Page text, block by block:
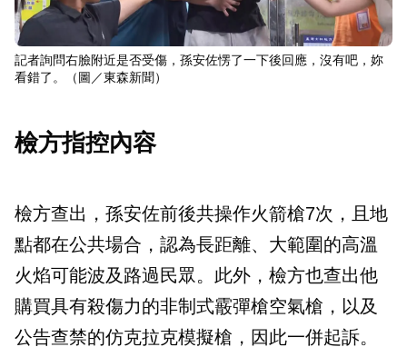
記者詢問右臉附近是否受傷，孫安佐愣了一下後回應，沒有吧，妳
看錯了。（圖／東森新聞）
檢方指控內容
檢方查出，孫安佐前後共操作火箭槍7次，且地
點都在公共場合，認為長距離、大範圍的高溫
火焰可能波及路過民眾。此外，檢方也查出他
購買具有殺傷力的非制式霰彈槍空氣槍，以及
公告查禁的仿克拉克模擬槍，因此一併起訴。